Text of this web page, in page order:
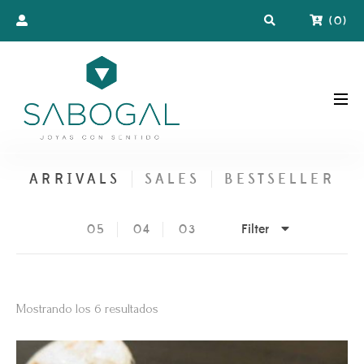
(0)
ARRIVALS SALES BESTSELLER
05 04 03 Filter
Mostrando los 6 resultados